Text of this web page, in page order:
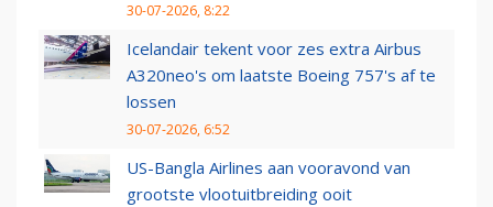
30-07-2026, 8:22
Icelandair tekent voor zes extra Airbus
A320neo's om laatste Boeing 757's af te
lossen
30-07-2026, 6:52
US-Bangla Airlines aan vooravond van
grootste vlootuitbreiding ooit